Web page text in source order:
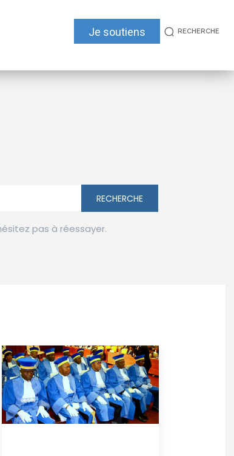
Je soutiens RECHERCHE
RECHERCHE
pas à réessayer.